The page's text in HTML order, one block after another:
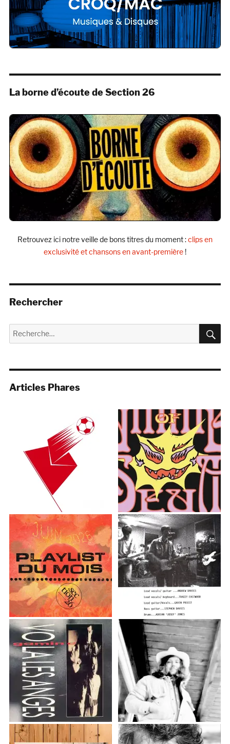
La borne d’écoute de Section 26
Retrouvez ici notre veille de bons titres du moment :clips en
exclusivité et chansons en avant-première !
Rechercher
Recherche
pour :
Articles Phares